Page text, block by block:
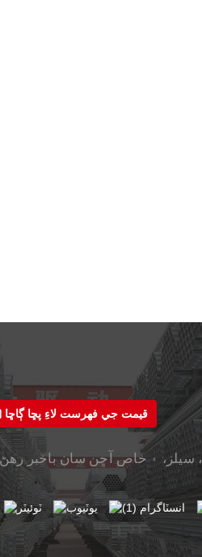
قيمت جي فهرست لاءِ پڇا ڳاڇا